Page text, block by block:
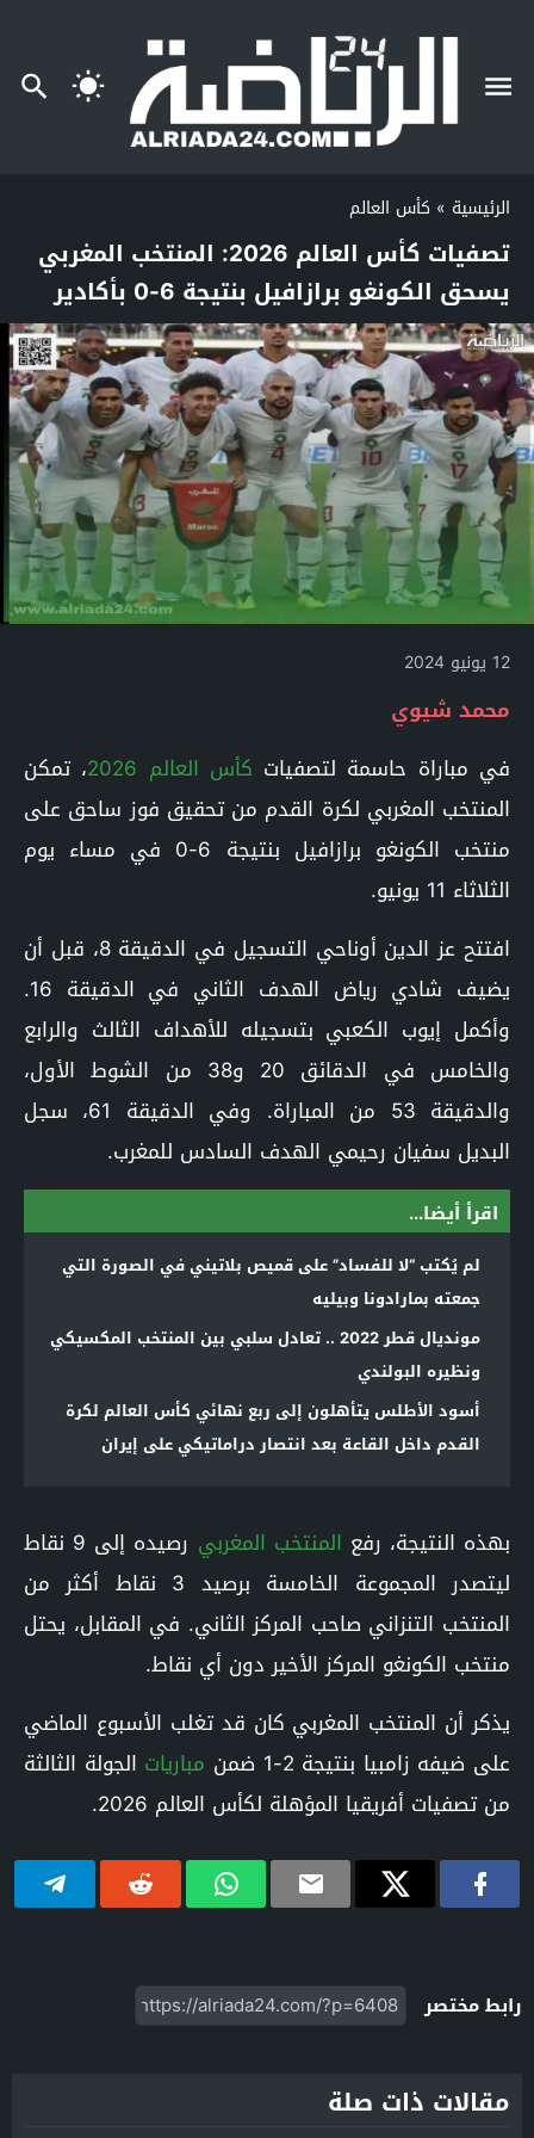
الرئيسية » كأس العالم
تصفيات كأس العالم 2026: المنتخب المغربي
يسحق الكونغو برازافيل بنتيجة 6-0 بأكادير
12 يونيو 2024
محمد شيوي
في مباراة حاسمة لتصفيات كأس العالم 2026
، تمكن
المنتخب المغربي لكرة القدم من تحقيق فوز ساحق على
منتخب الكونغو برازافيل بنتيجة 6-0 في مساء يوم
الثلاثاء 11 يونيو.
افتتح عز الدين أوناحي التسجيل في الدقيقة 8، قبل أن
يضيف شادي رياض الهدف الثاني في الدقيقة 16.
وأكمل إيوب الكعبي بتسجيله للأهداف الثالث والرابع
والخامس في الدقائق 20 و38 من الشوط الأول،
والدقيقة 53 من المباراة. وفي الدقيقة 61، سجل
البديل سفيان رحيمي الهدف السادس للمغرب.
اقرأ أيضا...
لم يُكتب “لا للفساد” على قميص بلاتيني في الصورة التي
جمعته بمارادونا وبيليه
مونديال قطر 2022 .. تعادل سلبي بين المنتخب المكسيكي
ونظيره البولندي
أسود الأطلس يتأهلون إلى ربع نهائي كأس العالم لكرة
القدم داخل القاعة بعد انتصار دراماتيكي على إيران
بهذه النتيجة، رفع المنتخب المغربي
رصيده إلى 9 نقاط
ليتصدر المجموعة الخامسة برصيد 3 نقاط أكثر من
المنتخب التنزاني صاحب المركز الثاني. في المقابل، يحتل
منتخب الكونغو المركز الأخير دون أي نقاط.
يذكر أن المنتخب المغربي كان قد تغلب الأسبوع الماضي
على ضيفه زامبيا بنتيجة 2-1 ضمن
مباريات الجولة الثالثة
من تصفيات أفريقيا المؤهلة لكأس العالم 2026.
رابط مختصر
مقالات ذات صلة